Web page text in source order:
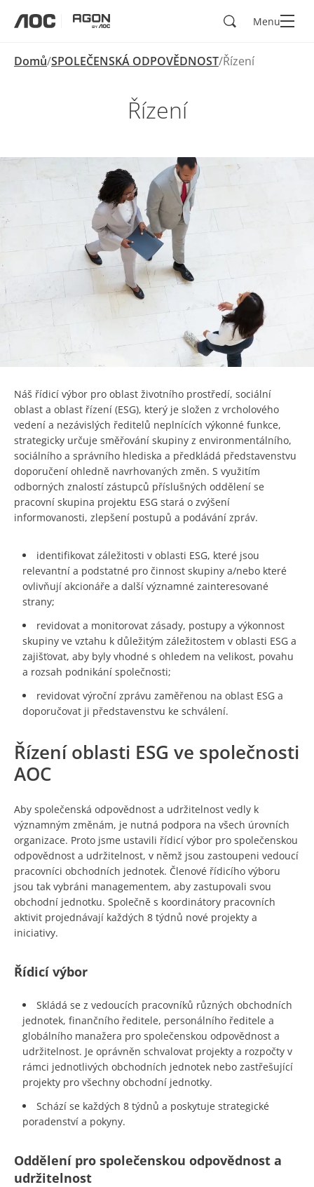
HledadMenu
Domů SPOLEČENSKÁ ODPOVĚDNOST Řízení
Řízení
Náš řídicí výbor pro oblast životního prostředí, sociální
oblast a oblast řízení (ESG), který je složen z vrcholového
vedení a nezávislých ředitelů neplnících výkonné funkce,
strategicky určuje směřování skupiny z environmentálního,
sociálního a správního hlediska a předkládá představenstvu
doporučení ohledně navrhovaných změn. S využitím
odborných znalostí zástupců příslušných oddělení se
pracovní skupina projektu ESG stará o zvýšení
informovanosti, zlepšení postupů a podávání zpráv.
identifikovat záležitosti v oblasti ESG, které jsou
relevantní a podstatné pro činnost skupiny a/nebo které
ovlivňují akcionáře a další významné zainteresované
strany;
revidovat a monitorovat zásady, postupy a výkonnost
skupiny ve vztahu k důležitým záležitostem v oblasti ESG a
zajišťovat, aby byly vhodné s ohledem na velikost, povahu
a rozsah podnikání společnosti;
revidovat výroční zprávu zaměřenou na oblast ESG a
doporučovat ji představenstvu ke schválení.
Řízení oblasti ESG ve společnosti
AOC
Aby společenská odpovědnost a udržitelnost vedly k
významným změnám, je nutná podpora na všech úrovních
organizace. Proto jsme ustavili řídicí výbor pro společenskou
odpovědnost a udržitelnost, v němž jsou zastoupeni vedoucí
pracovníci obchodních jednotek. Členové řídicího výboru
jsou tak vybráni managementem, aby zastupovali svou
obchodní jednotku. Společně s koordinátory pracovních
aktivit projednávají každých 8 týdnů nové projekty a
iniciativy.
Řídicí výbor
Skládá se z vedoucích pracovníků různých obchodních
jednotek, finančního ředitele, personálního ředitele a
globálního manažera pro společenskou odpovědnost a
udržitelnost. Je oprávněn schvalovat projekty a rozpočty v
rámci jednotlivých obchodních jednotek nebo zastřešující
projekty pro všechny obchodní jednotky.
Schází se každých 8 týdnů a poskytuje strategické
poradenství a pokyny.
Oddělení pro společenskou odpovědnost a
udržitelnost